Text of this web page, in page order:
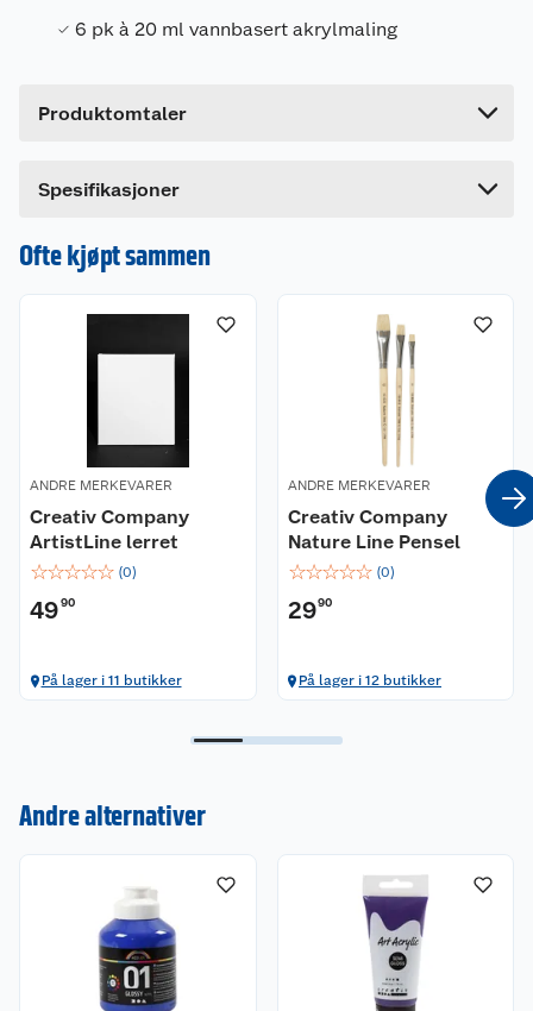
6 pk à 20 ml vannbasert akrylmaling
Produktomtaler
Dette produktet har ikke fått noen omtale ennå.
en omtale.
Spesifikasjoner
Bruttovekt
Lengde
Ofte kjøpt sammen
ANDRE MERKEVARER
Creativ Company
ArtistLine lerret
☆☆☆☆☆ (0)
4990
På lager i 11 butikker
ANDRE MERKEVARER
Creativ Company
Nature Line Pensel
☆☆☆☆☆ (0)
2990
På lager i 12 butikker
Andre alternativer
Om oss
Våre butikker
Våre merkevarer
Kontakt oss
Reklamasjon og garanti
Ofte stilte spørsmål